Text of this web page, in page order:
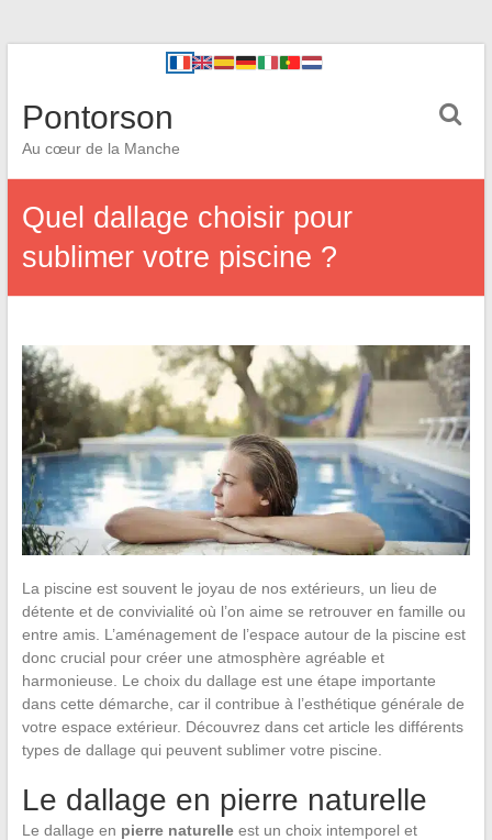
Pontorson
Au cœur de la Manche
Quel dallage choisir pour
sublimer votre piscine ?
La piscine est souvent le joyau de nos extérieurs, un lieu de
détente et de convivialité où l’on aime se retrouver en famille ou
entre amis. L’aménagement de l’espace autour de la piscine est
donc crucial pour créer une atmosphère agréable et
harmonieuse. Le choix du dallage est une étape importante
dans cette démarche, car il contribue à l’esthétique générale de
votre espace extérieur. Découvrez dans cet article les différents
types de dallage qui peuvent sublimer votre piscine.
Le dallage en pierre naturelle
Le dallage en pierre naturelleest un choix intemporel et